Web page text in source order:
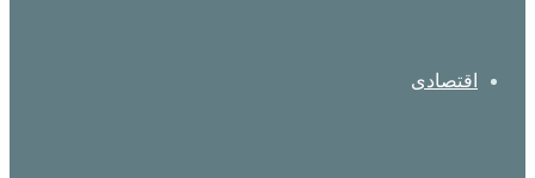
اقتصادی